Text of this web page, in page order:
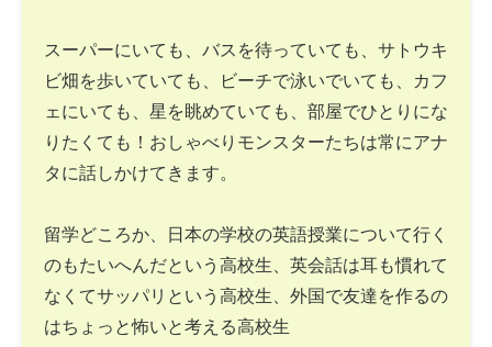
スーパーにいても、バスを待っていても、サトウキ
ビ畑を歩いていても、ビーチで泳いでいても、カフ
ェにいても、星を眺めていても、部屋でひとりにな
りたくても！おしゃべりモンスターたちは常にアナ
タに話しかけてきます。
留学どころか、日本の学校の英語授業について行く
のもたいへんだという高校生、英会話は耳も慣れて
なくてサッパリという高校生、外国で友達を作るの
はちょっと怖いと考える高校生